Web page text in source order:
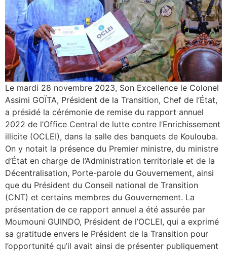
Le mardi 28 novembre 2023, Son Excellence le Colonel
Assimi GOÏTA, Président de la Transition, Chef de l’État,
a présidé la cérémonie de remise du rapport annuel
2022 de l’Office Central de lutte contre l’Enrichissement
illicite (OCLEI), dans la salle des banquets de Koulouba.
On y notait la présence du Premier ministre, du ministre
d’État en charge de l’Administration territoriale et de la
Décentralisation, Porte-parole du Gouvernement, ainsi
que du Président du Conseil national de Transition
(CNT) et certains membres du Gouvernement. La
présentation de ce rapport annuel a été assurée par
Moumouni GUINDO, Président de l’OCLEI, qui a exprimé
sa gratitude envers le Président de la Transition pour
l’opportunité qu’il avait ainsi de présenter publiquement